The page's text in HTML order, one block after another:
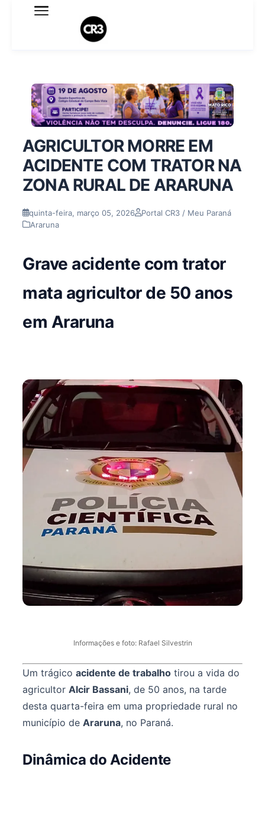
Expediente
Termo de Uso
Sobre o blog
AGRICULTOR MORRE EM
ACIDENTE COM TRATOR NA
ZONA RURAL DE ARARUNA
quinta-feira, março 05, 2026
Portal CR3 / Meu Paraná
Araruna
Grave acidente com trator
mata agricultor de 50 anos
em Araruna
Informações e foto: Rafael Silvestrin
Um trágico acidente de trabalho tirou a vida do
agricultor Alcir Bassani, de 50 anos, na tarde
desta quarta-feira em uma propriedade rural no
município de Araruna, no Paraná.
Dinâmica do Acidente